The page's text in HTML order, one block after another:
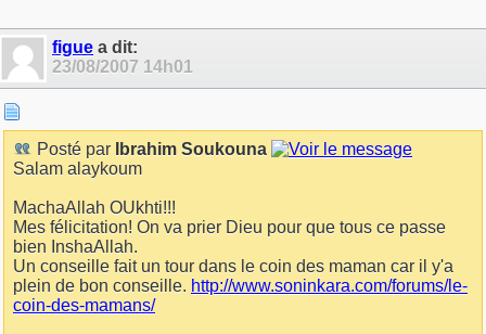
figue a dit:
23/08/2007 14h01
Posté par
Ibrahim Soukouna
Salam alaykoum
MachaAllah OUkhti!!!
Mes félicitation! On va prier Dieu pour que tous ce passe
bien InshaAllah.
Un conseille fait un tour dans le coin des maman car il y'a
plein de bon conseille. http://www.soninkara.com/forums/le-
coin-des-mamans/